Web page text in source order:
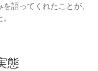
語ってくれたことが、
態